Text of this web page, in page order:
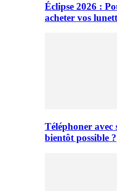
Éclipse 2026 :
acheter vos
Téléphoner
bientôt possible ?